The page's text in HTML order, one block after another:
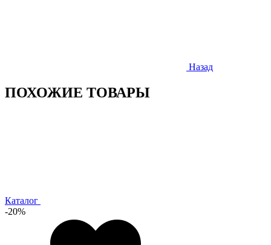
Назад
ПОХОЖИЕ ТОВАРЫ
Каталог
-20%